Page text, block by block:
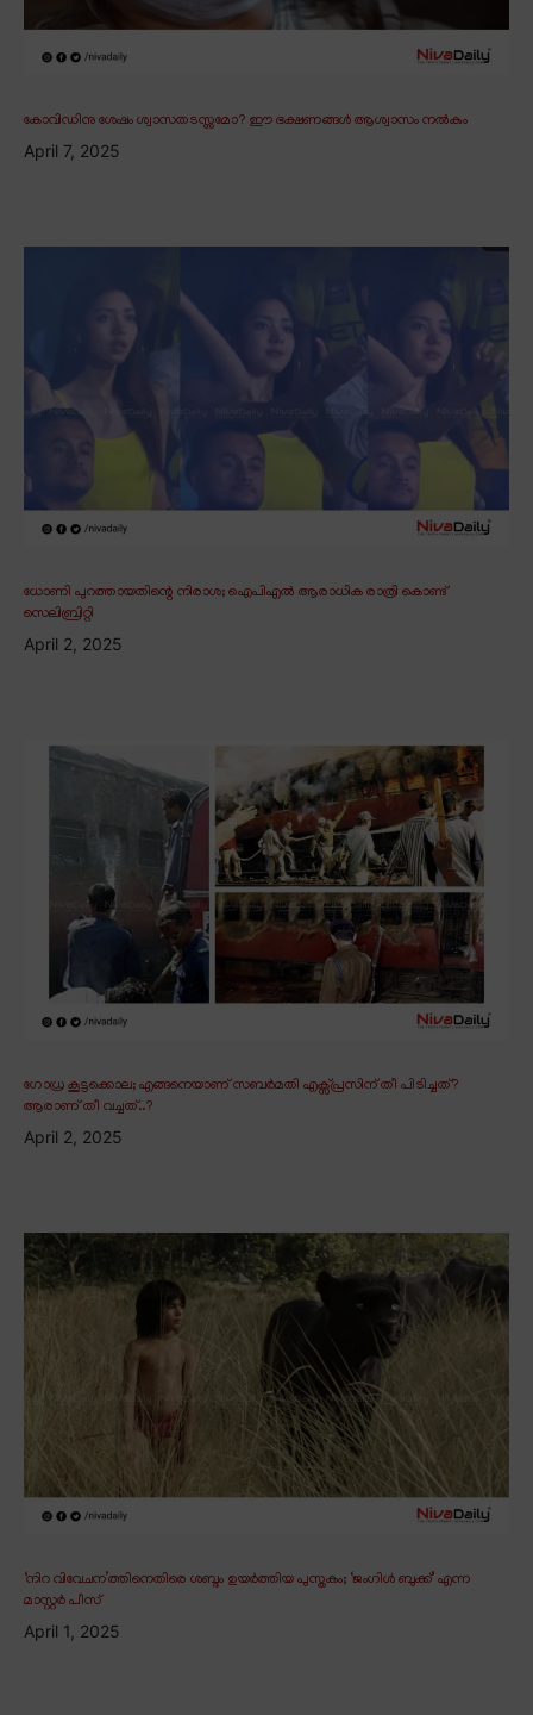
കോവിഡിനു ശേഷം ശ്വാസതടസ്സമോ? ഈ ഭക്ഷണങ്ങൾ ആശ്വാസം നൽകും
April 7, 2025
ധോണി പുറത്തായതിന്റെ നിരാശ; ഐപിഎൽ ആരാധിക രാത്രി കൊണ്ട്
സെലിബ്രിറ്റി
April 2, 2025
ഗോധ്ര കൂട്ടക്കൊല; എങ്ങനെയാണ് സബർമതി എക്സ്പ്രസിന് തീ പിടിച്ചത്?
ആരാണ് തീ വച്ചത്..?
April 2, 2025
‘നിറ വിവേചന’ത്തിനെതിരെ ശബ്ദം ഉയർത്തിയ പുസ്തകം; ‘ജംഗിൾ ബുക്ക്’ എന്ന
മാസ്റ്റർ പീസ്
April 1, 2025